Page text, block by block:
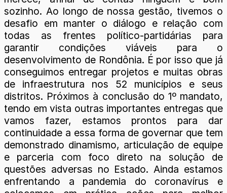
sozinho. Ao longo de nossa gestão, tivemos o
desafio em manter o diálogo e relação com
todas as frentes político-partidárias para
garantir condições viáveis para o
desenvolvimento de Rondônia. É por isso que já
conseguimos entregar projetos e muitas obras
de infraestrutura nos 52 municípios e seus
distritos. Próximos à conclusão do 1º mandato,
tendo em vista outras importantes entregas que
vamos fazer, estamos prontos para dar
continuidade a essa forma de governar que tem
demonstrado dinamismo, articulação de equipe
e parceria com foco direto na solução de
questões adversas no Estado. Ainda estamos
enfrentando a pandemia do coronavírus e